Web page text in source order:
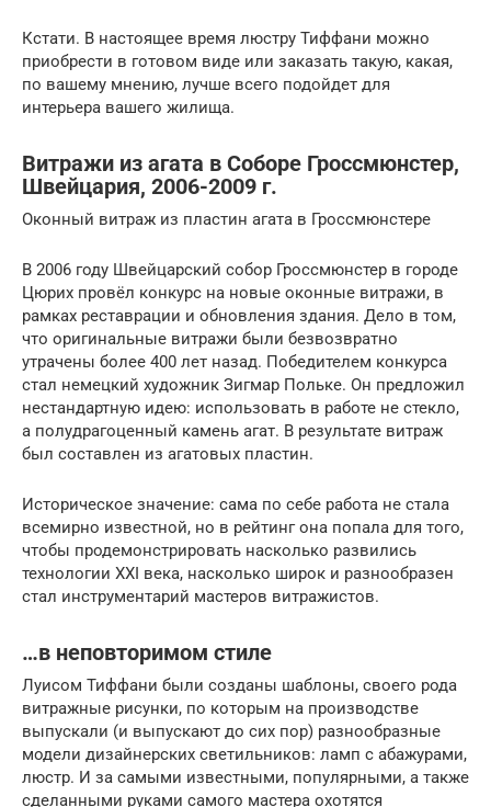
Кстати. В настоящее время люстру Тиффани можно
приобрести в готовом виде или заказать такую, какая,
по вашему мнению, лучше всего подойдет для
интерьера вашего жилища.
Витражи из агата в Соборе Гроссмюнстер,
Швейцария, 2006-2009 г.
Оконный витраж из пластин агата в Гроссмюнстере
В 2006 году Швейцарский собор Гроссмюнстер в городе
Цюрих провёл конкурс на новые оконные витражи, в
рамках реставрации и обновления здания. Дело в том,
что оригинальные витражи были безвозвратно
утрачены более 400 лет назад. Победителем конкурса
стал немецкий художник Зигмар Польке. Он предложил
нестандартную идею: использовать в работе не стекло,
а полудрагоценный камень агат. В результате витраж
был составлен из агатовых пластин.
Историческое значение: сама по себе работа не стала
всемирно известной, но в рейтинг она попала для того,
чтобы продемонстрировать насколько развились
технологии XXI века, насколько широк и разнообразен
стал инструментарий мастеров витражистов.
…в неповторимом стиле
Луисом Тиффани были созданы шаблоны, своего рода
витражные рисунки, по которым на производстве
выпускали (и выпускают до сих пор) разнообразные
модели дизайнерских светильников: ламп с абажурами,
люстр. И за самыми известными, популярными, а также
сделанными руками самого мастера охотятся